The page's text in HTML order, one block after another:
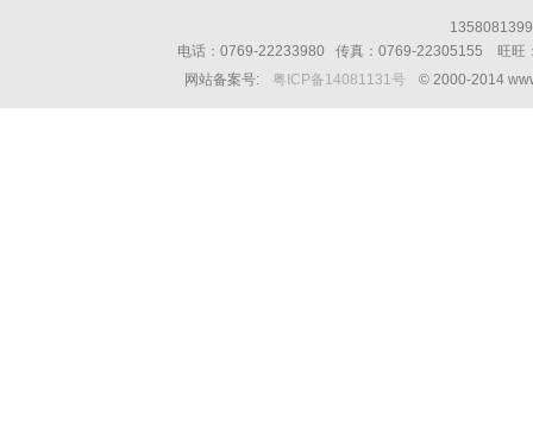
电话：0769-22233980 传真：0769-22305155 旺
网站备案号:
粤ICP备14081131号 © 2000-2014